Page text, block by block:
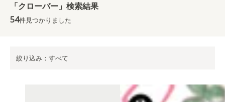
「クローバー」検索結果
54件見つかりました
絞り込み：すべて